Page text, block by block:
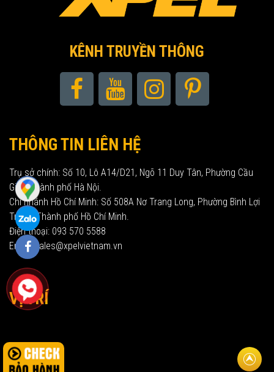
KÊNH TRUYỀN THÔNG
THÔNG TIN LIÊN HỆ
Trụ sở chính: Số 10, Lô A14/D21, Ngõ 11 Duy Tân, Phường Cầu
Giấy, Thành phố Hà Nội.
Chi nhánh Hồ Chí Minh: Số 508A Nơ Trang Long, Phường Bình Lợi
Trung, Thành phố Hồ Chí Minh.
Điện thoại: 093 570 5588
Email: sales@xpelvietnam.vn
VỊ TRÍ
Về đầu